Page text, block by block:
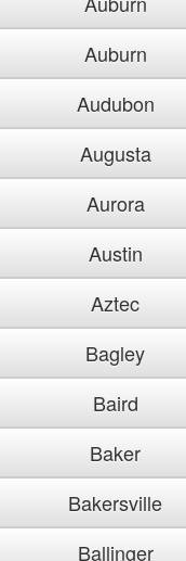
Auburn
Audubon
Augusta
Aurora
Austin
Aztec
Bagley
Baird
Baker
Bakersville
Ballinger